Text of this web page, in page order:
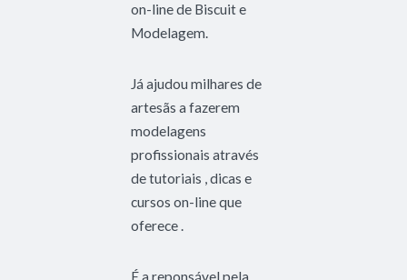
on-line de Biscuit e
Modelagem.
Já ajudou milhares de
artesãs a fazerem
modelagens
profissionais através
de tutoriais , dicas e
cursos on-line que
oferece .
É a reponsável pela